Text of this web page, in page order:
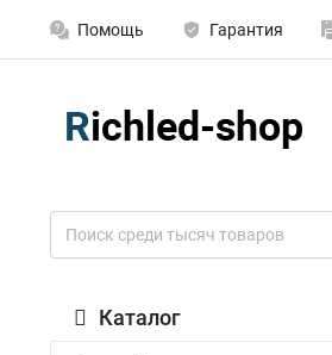
Помощь Гарантия
Каталог